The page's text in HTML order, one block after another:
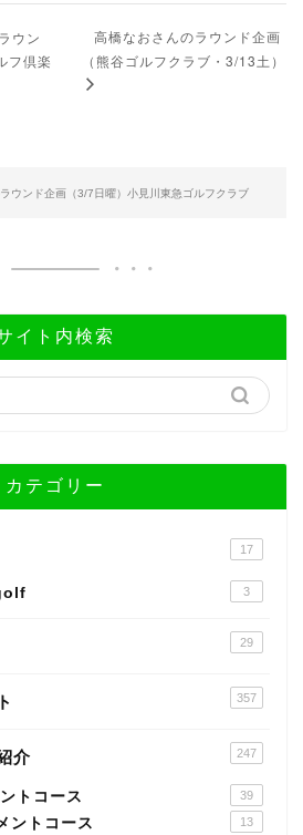
ウン
フ倶楽
高橋なおさんのラウンド企画
（熊谷ゴルフクラブ・3/13土）
ウンド企画（3/7日曜）小見川東急ゴルフクラブ
イト内検索
カテゴリー
17
3
29
357
介 247
トコース 39
ントコース 13